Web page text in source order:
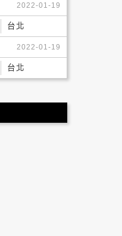
2022-01-19
台北
2022-01-19
台北